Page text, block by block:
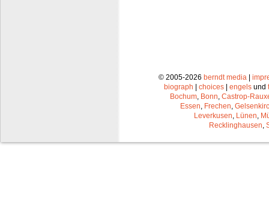
© 2005-2026 berndt media|
biograph
choices engels und
Bochum, Bonn, Castrop-
Essen, Frechen,
Leverkusen, Lünen,
Recklinghausen,